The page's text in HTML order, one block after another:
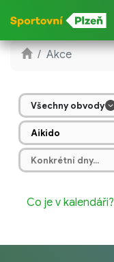
Akce
Všechny obvody
Co je v kalendáři?